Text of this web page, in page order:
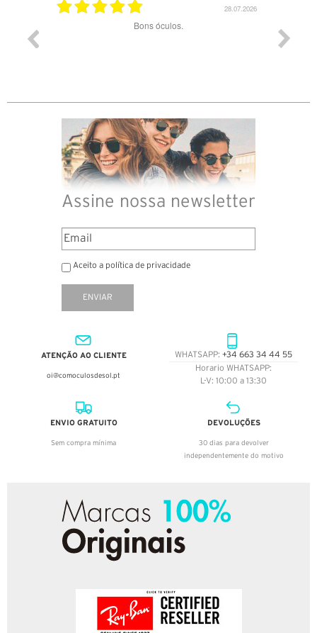
28.07.2026
Óculos de excelente qualidade aos
Assine nossa newsletter
Aceito a política de privacidade
ENVIAR
ATENÇÃO AO CLIENTE
oi@comoculosdesol.pt
WHATSAPP: +34 663 34 44 55
Horario WHATSAPP:
L-V: 10:00 a 13:30
ENVIO GRATUITO
Sem compra mínima
DEVOLUÇÕES
30 dias para devolver
independentemente do motivo